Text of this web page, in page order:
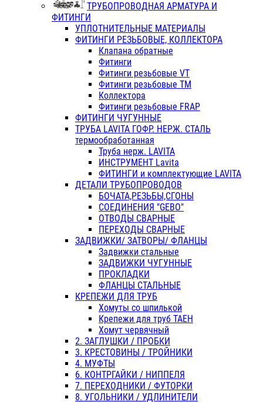
ТРУБОПРОВОДНАЯ АРМАТУРА И
ФИТИНГИ
УПЛОТНИТЕЛЬНЫЕ МАТЕРИАЛЫ
ФИТИНГИ РЕЗЬБОВЫЕ, КОЛЛЕКТОРА
Клапана обратные
Фитинги
Фитинги резьбовые VT
Фитинги резьбовые ТМ
Коллектора
Фитинги резьбовые FRAP
ФИТИНГИ ЧУГУННЫЕ
ТРУБА LAVITA ГОФР. НЕРЖ. СТАЛЬ
термообработанная
Труба нерж. LAVITA
ИНСТРУМЕНТ Lavita
ФИТИНГИ и комплектующие LAVITA
ДЕТАЛИ ТРУБОПРОВОДОВ
БОЧАТА,РЕЗЬБЫ,СГОНЫ
СОЕДИНЕНИЯ "GEBO"
ОТВОДЫ СВАРНЫЕ
ПЕРЕХОДЫ СВАРНЫЕ
ЗАДВИЖКИ/ ЗАТВОРЫ/ ФЛАНЦЫ
Задвижки стальные
ЗАДВИЖКИ ЧУГУННЫЕ
ПРОКЛАДКИ
ФЛАНЦЫ СТАЛЬНЫЕ
КРЕПЕЖИ ДЛЯ ТРУБ
Хомуты со шпилькой
Крепежи для труб ТАЕН
Хомут червячный
2. ЗАГЛУШКИ / ПРОБКИ
3. КРЕСТОВИНЫ / ТРОЙНИКИ
4. МУФТЫ
6. КОНТРГАЙКИ / НИППЕЛЯ
7. ПЕРЕХОДНИКИ / ФУТОРКИ
8. УГОЛЬНИКИ / УДЛИНИТЕЛИ